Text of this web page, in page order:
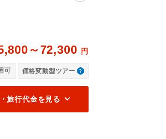
～72,300 円
可 価格変動型ツアー
旅行代金を見る